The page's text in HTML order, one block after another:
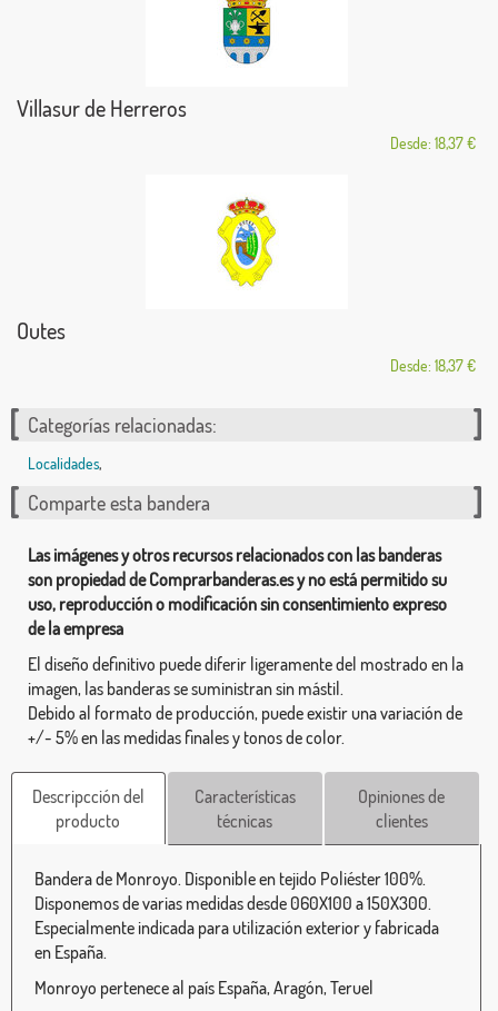
Villasur de Herreros
Desde: 18,37 €
Outes
Desde: 18,37 €
Categorías relacionadas:
Localidades,
Comparte esta bandera
Las imágenes y otros recursos relacionados con las banderas
son propiedad de Comprarbanderas.es y no está permitido su
uso, reproducción o modificación sin consentimiento expreso
de la empresa
El diseño definitivo puede diferir ligeramente del mostrado en la
imagen, las banderas se suministran sin mástil.
Debido al formato de producción, puede existir una variación de
+/- 5% en las medidas finales y tonos de color.
Descripcción del
producto
Características
técnicas
Opiniones de
clientes
Bandera de Monroyo. Disponible en tejido Poliéster 100%.
Disponemos de varias medidas desde 060X100 a 150X300.
Especialmente indicada para utilización exterior y fabricada
en España.
Monroyo pertenece al país España, Aragón, Teruel